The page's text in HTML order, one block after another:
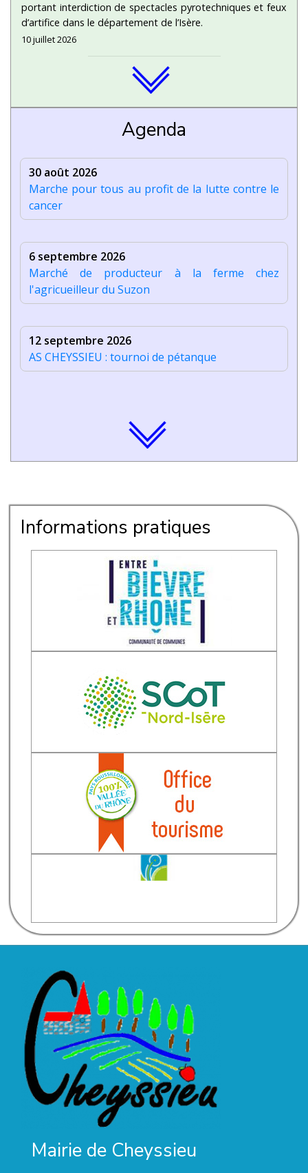
portant interdiction de spectacles pyrotechniques et feux
d’artifice dans le département de l’Isère.
10 juillet 2026
Agenda
30 août 2026
Marche pour tous au profit de la lutte contre le
cancer
6 septembre 2026
Marché de producteur à la ferme chez
l'agricueilleur du Suzon
12 septembre 2026
AS CHEYSSIEU : tournoi de pétanque
Informations pratiques
Mairie de Cheyssieu